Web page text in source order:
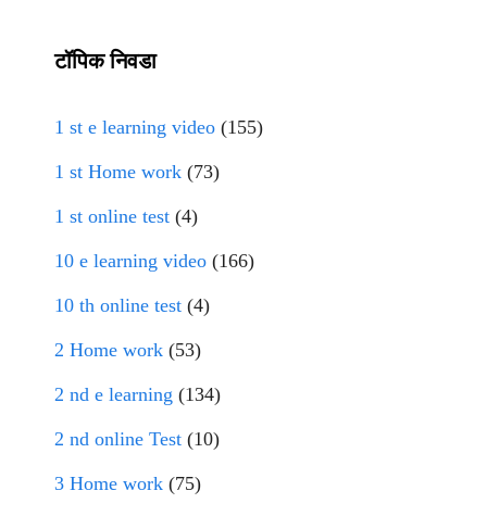
टॉपिक निवडा
1 st e learning video (155)
1 st Home work (73)
1 st online test (4)
10 e learning video (166)
10 th online test (4)
2 Home work (53)
2 nd e learning (134)
2 nd online Test (10)
3 Home work (75)